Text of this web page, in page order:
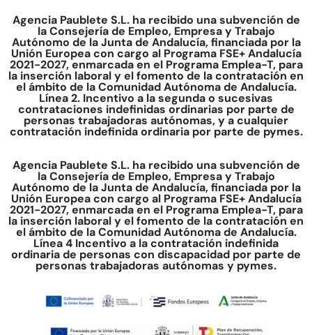
Agencia Paublete S.L. ha recibido una subvención de
la Consejería de Empleo, Empresa y Trabajo
Autónomo de la Junta de Andalucía, financiada por la
Unión Europea con cargo al Programa FSE+ Andalucía
2021-2027, enmarcada en el Programa Emplea-T, para
la inserción laboral y el fomento de la contratación en
el ámbito de la Comunidad Autónoma de Andalucía.
Línea 2. Incentivo a la segunda o sucesivas
contrataciones indefinidas ordinarias por parte de
personas trabajadoras autónomas, y a cualquier
contratación indefinida ordinaria por parte de pymes.
Agencia Paublete S.L. ha recibido una subvención de
la Consejería de Empleo, Empresa y Trabajo
Autónomo de la Junta de Andalucía, financiada por la
Unión Europea con cargo al Programa FSE+ Andalucía
2021-2027, enmarcada en el Programa Emplea-T, para
la inserción laboral y el fomento de la contratación en
el ámbito de la Comunidad Autónoma de Andalucía.
Línea 4 Incentivo a la contratación indefinida
ordinaria de personas con discapacidad por parte de
personas trabajadoras autónomas y pymes.